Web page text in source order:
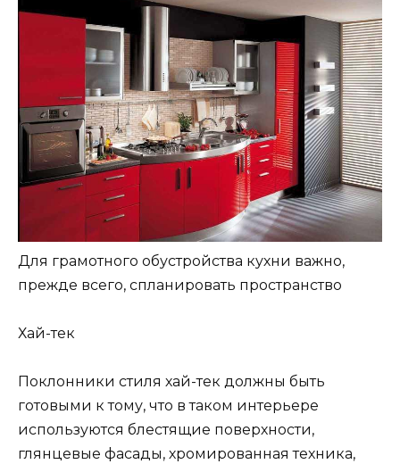
Для грамотного обустройства кухни важно,
прежде всего, спланировать пространство
Хай-тек
Поклонники стиля хай-тек должны быть
готовыми к тому, что в таком интерьере
используются блестящие поверхности,
глянцевые фасады, хромированная техника,